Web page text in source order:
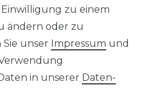
15 kWp Solaranlagen
20 kWp Solaranlagen
25 kWp Solaranlagen
30 kWp Solaranlagen
ÜBER UNS
zu einem
ändern oder zu
unser Impressum und
in unserer Daten­